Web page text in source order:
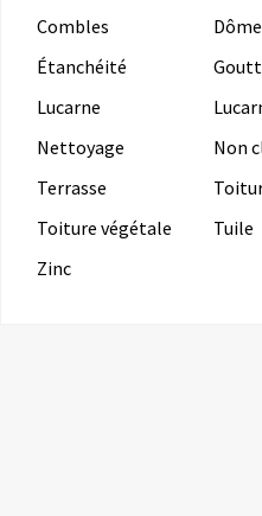
Combles
Dôme
Étanchéité
Lucarne
Nettoyage
Non
Terrasse
Toiture végétale
Tuile
Zinc